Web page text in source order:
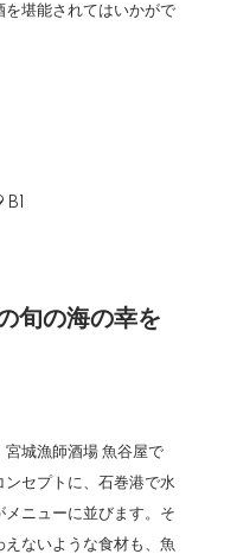
を堪能されてはいかがで
旬の海の幸を
城漁師酒場 魚谷屋で
セプトに、石巻港で水
ニューに並びます。そ
ないような食材も、魚